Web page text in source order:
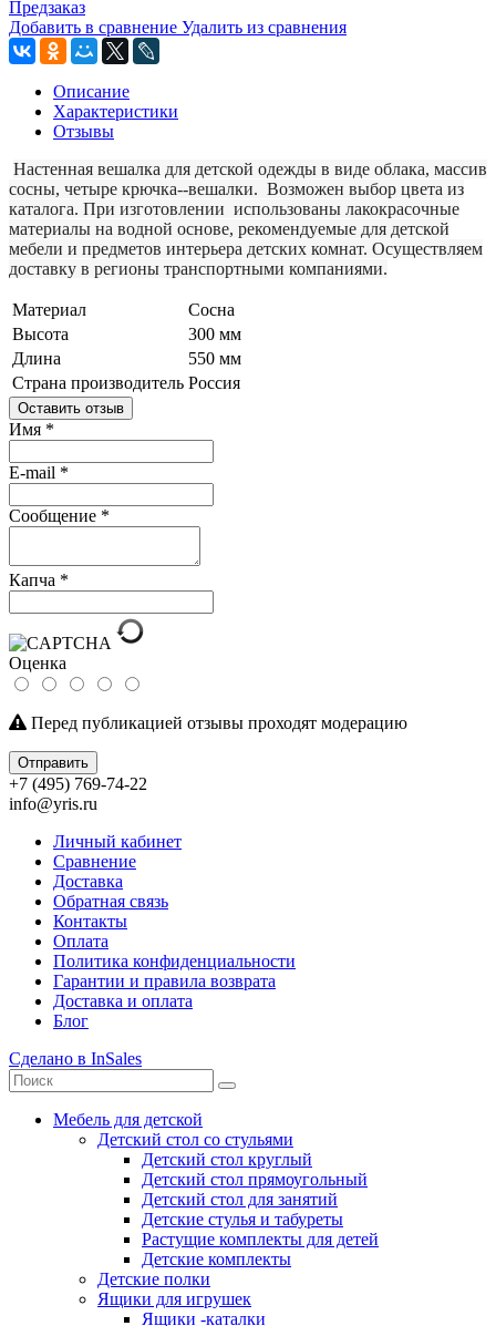
Предзаказ
Добавить в сравнение Удалить из сравнения
Описание
Характеристики
Отзывы
Настенная вешалка для детской одежды в виде облака, массив
сосны, четыре крючка--вешалки. Возможен выбор цвета из
каталога. При изготовлении использованы лакокрасочные
материалы на водной основе, рекомендуемые для детской
мебели и предметов интерьера детских комнат. Осуществляем
доставку в регионы транспортными компаниями.
Материал
Сосна
Высота
300 мм
Длина
550 мм
Страна производитель Россия
Оставить отзыв
Имя *
E-mail *
Сообщение *
Капча *
Оценка
Перед публикацией отзывы проходят модерацию
Отправить
+7 (495) 769-74-22
info@yris.ru
Личный кабинет
Сравнение
Доставка
Обратная связь
Контакты
Оплата
Политика конфиденциальности
Гарантии и правила возврата
Доставка и оплата
Блог
Сделано в InSales
Мебель для детской
Детский стол со стульями
Детский стол круглый
Детский стол прямоугольный
Детский стол для занятий
Детские стулья и табуреты
Растущие комплекты для детей
Детские комплекты
Детские полки
Ящики для игрушек
Ящики -каталки